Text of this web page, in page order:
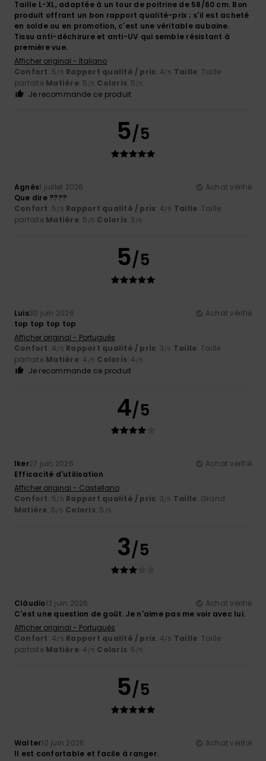
Taille L-XL, adaptée à un tour de poitrine de 58/60 cm. Bon
produit offrant un bon rapport qualité-prix ; s'il est acheté
en solde ou en promotion, c'est une véritable aubaine.
Tissu anti-déchirure et anti-UV qui semble résistant à
première vue.
Afficher original - Italiano
Confort: 5/5 Rapport qualité / prix: 4/5 Taille: Taille
parfaite Matière: 5 /5 Coloris: 5 /5
Je recommande ce produit
5/5
Agnès1 juillet 2026
Achat vérifié
Que dire ????
Confort: 5/5 Rapport qualité / prix: 4/5 Taille: Taille
parfaite Matière: 5 /5 Coloris: 3 /5
5/5
Luis30 juin 2026
Achat vérifié
top top top top
Afficher original - Português
Confort: 4/5 Rapport qualité / prix: 3/5 Taille: Taille
parfaite Matière: 4 /5 Coloris: 4 /5
Je recommande ce produit
4/5
Iker27 juin 2026
Achat vérifié
Efficacité d'utilisation
Afficher original - Castellano
Confort: 5/5 Rapport qualité / prix: 3/5 Taille: Grand
Matière: 5/5 Coloris: 5 /5
3/5
Cláudio12 juin 2026
Achat vérifié
C'est une question de goût. Je n'aime pas me voir avec lui.
Afficher original - Português
Confort: 4/5 Rapport qualité / prix: 4/5 Taille: Taille
parfaite Matière: 4 /5 Coloris: 5 /5
5/5
Walter10 juin 2026
Achat vérifié
Il est confortable et facile à ranger.